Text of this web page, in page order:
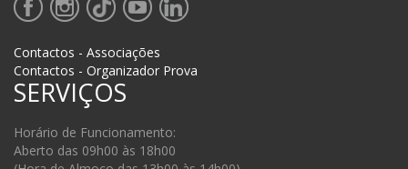
Contactos - Associações
Contactos - Organizador Prova
SERVIÇOS
Horário de Funcionamento:
Aberto das 09h00 às 18h00